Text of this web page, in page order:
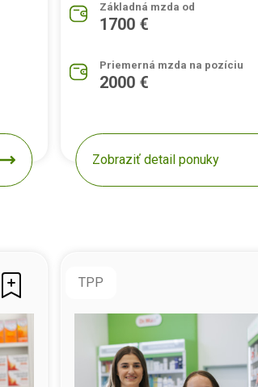
Základná mzda od
1700 €
Priemerná mzda na pozíciu
2000 €
Zobraziť detail ponuky
TPP